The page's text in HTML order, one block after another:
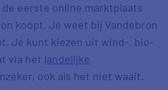
eerste online marktplaats
koopt. Je weet bij Vandebron
Je kunt kiezen uit wind-, bio-
via het landelijke
ook als het niet waait.